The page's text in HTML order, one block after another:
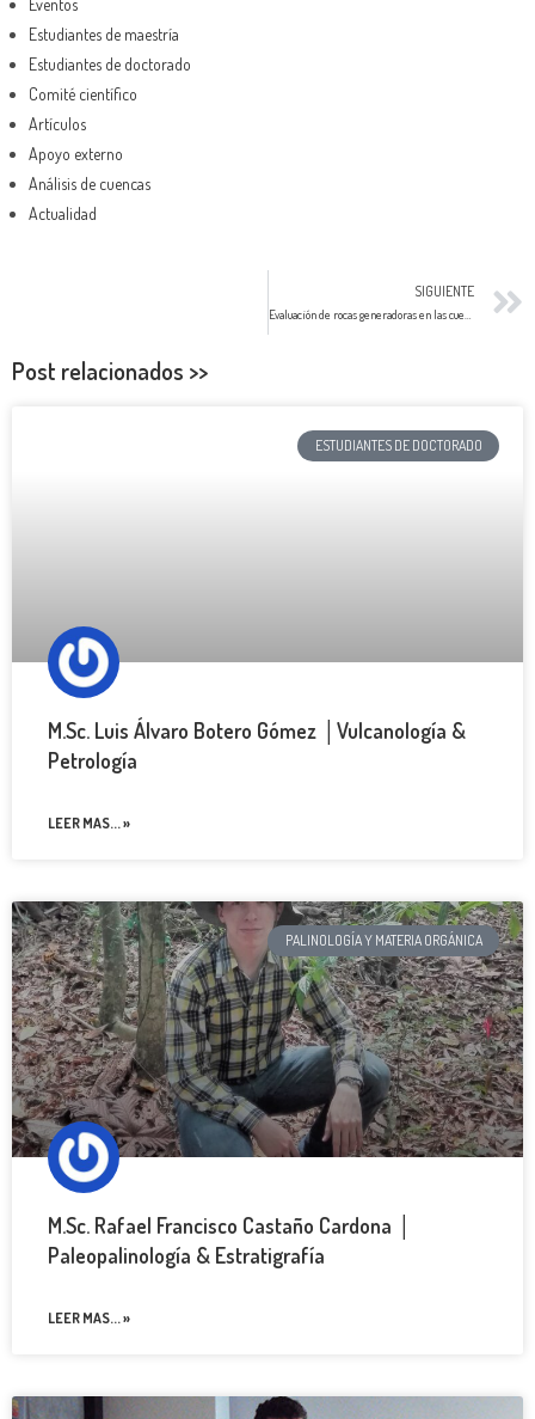
Eventos
Estudiantes de maestría
Estudiantes de doctorado
Comité científico
Artículos
Apoyo externo
Análisis de cuencas
Actualidad
SIGUIENTE
Post relacionados >>
ESTUDIANTES DE DOCTORADO
M.Sc. Luis Álvaro Botero Gómez │Vulcanología &
Petrología
LEER MAS... »
PALINOLOGÍA Y MATERIA ORGÁNICA
M.Sc. Rafael Francisco Castaño Cardona │
Paleopalinología & Estratigrafía
LEER MAS... »